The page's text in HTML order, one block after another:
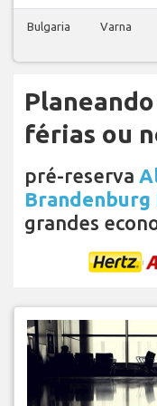
Bulgaria Varna
férias ou
pré-reserva
grandes